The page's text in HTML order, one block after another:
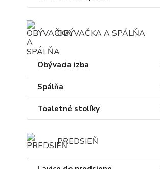
OBÝVAČKA A SPÁLŇA
Obývacia izba
Spálňa
Toaletné stolíky
PREDSIEŇ